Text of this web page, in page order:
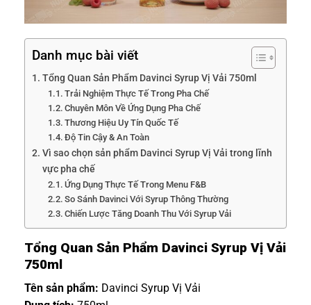
Danh mục bài viết
Tổng Quan Sản Phẩm Davinci Syrup Vị Vải 750ml
Trải Nghiệm Thực Tế Trong Pha Chế
Chuyên Môn Về Ứng Dụng Pha Chế
Thương Hiệu Uy Tín Quốc Tế
Độ Tin Cậy & An Toàn
Vì sao chọn sản phẩm Davinci Syrup Vị Vải trong lĩnh
vực pha chế
Ứng Dụng Thực Tế Trong Menu F&B
So Sánh Davinci Với Syrup Thông Thường
Chiến Lược Tăng Doanh Thu Với Syrup Vải
Tổng Quan Sản Phẩm Davinci Syrup Vị Vải
750ml
Tên sản phẩm: Davinci Syrup Vị Vải